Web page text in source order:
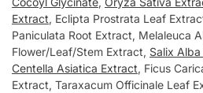
Extract, Eclipta Prostrata Leaf
Paniculata Root Extract, Melaleuca
Flower/Leaf/Stem Extract, Salix
Centella Asiatica Extract, Ficus
Extract, Taraxacum Officinale Leaf